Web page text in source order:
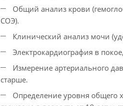
Общий анализ крови
СОЭ).
Клинический анализ мочи
Электрокардиография в
Измерение артериального
старше.
Определение уровня общего